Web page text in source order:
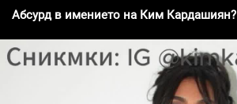
Абсурд в имението на Ким Кардашиян?